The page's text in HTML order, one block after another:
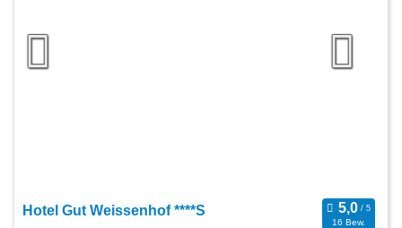
Hotel Gut Weissenhof ****S
16 Bew.